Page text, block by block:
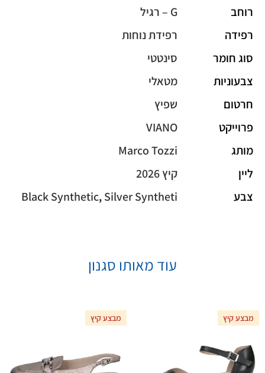
רוחב
G – רגיל
רפידה
רפידת נוחות
סוג חומר
סינטטי
צבעוניות
מטאלי
חרטום
שפיץ
פרוייקט
VIANO
מותג
Marco Tozzi
ליין
קיץ 2026
צבע
Black Synthetic,Silver Syntheti
עוד מאותו סגנון
מבצע קיץ מבצע קיץ